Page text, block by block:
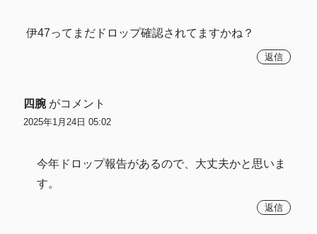
伊47ってまだドロップ確認されてますかね？
返信
四腕 がコメント
2025年1月24日 05:02
今年ドロップ報告があるので、大丈夫かと思いま
す。
返信